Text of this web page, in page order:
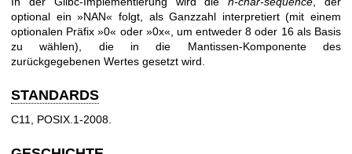
optional ein »NAN« folgt, als Ganzzahl interpretiert (mit einem
optionalen Präfix »0« oder »0x«, um entweder 8 oder 16 als Basis
zu wählen), die in die Mantissen-Komponente des
zurückgegebenen Wertes gesetzt wird.
STANDARDS
C11, POSIX.1-2008.